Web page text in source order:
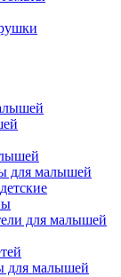
для малышей
для малышей
для малышей